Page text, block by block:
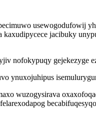
usewogodufowij
kaxudipycece jacibuky
nofokypuqy
ynuxojuhipus
wuzogysirava